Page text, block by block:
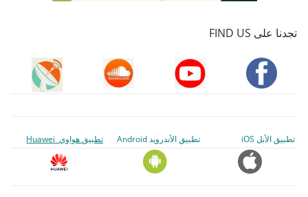
تجدنا على FIND US
تطبيق الأبل iOS تطبيق الأندرويد Android تطبيق هواوي Huawei